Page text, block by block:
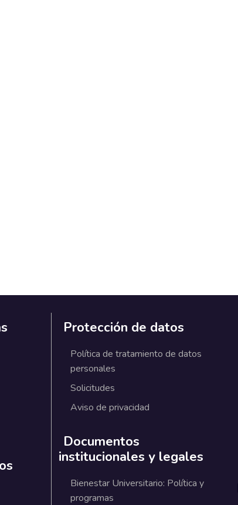
Protección de datos
Política de tratamiento de datos
personales
Solicitudes
Aviso de privacidad
Documentos
institucionales y legales
Bienestar Universitario: Política y
programas